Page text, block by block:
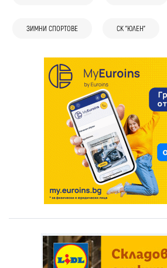
ЗИМНИ СПОРТОВЕ СК "ЮЛЕН"